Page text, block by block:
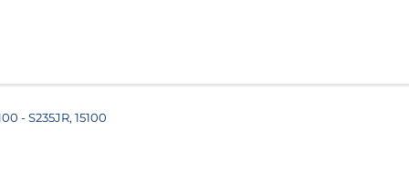
- S235JR, 15100